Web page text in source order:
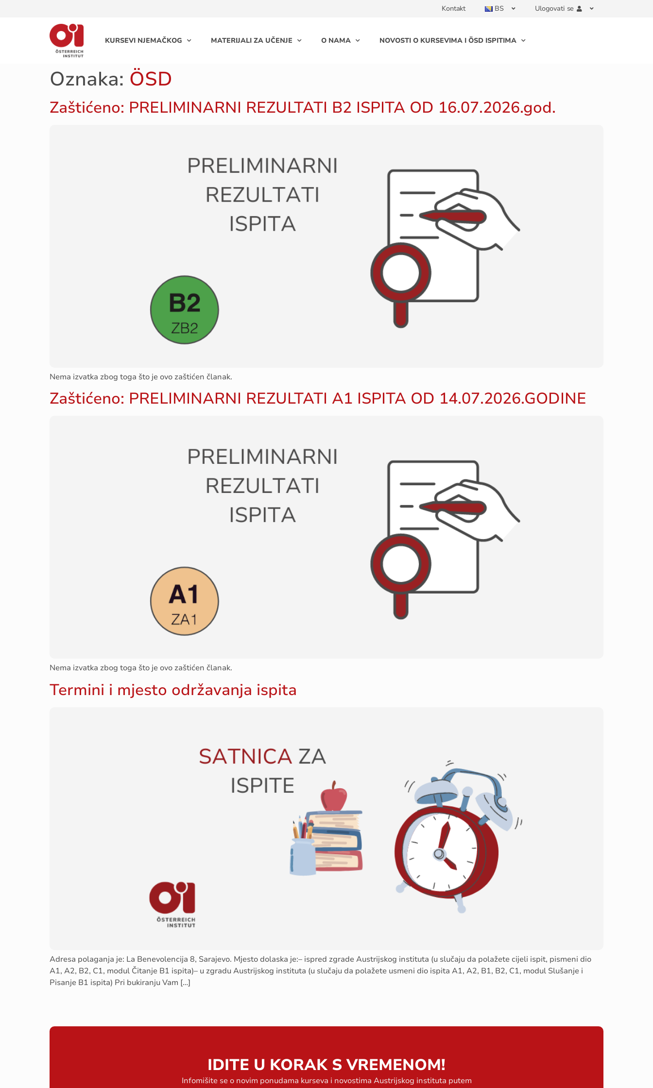
Kontakt BS Ulogovati se
KURSEVI NJEMAČKOG MATERIJALI ZA UČENJE O NAMA NOVOSTI O KURSEVIMA I ÖSD ISPITIMA
Oznaka: ÖSD
Zaštićeno: PRELIMINARNI REZULTATI B2 ISPITA OD 16.07.2026.god.
Nema izvatka zbog toga što je ovo zaštićen članak.
Zaštićeno: PRELIMINARNI REZULTATI A1 ISPITA OD 14.07.2026.GODINE
Nema izvatka zbog toga što je ovo zaštićen članak.
Termini i mjesto održavanja ispita
Adresa polaganja je: La Benevolencija 8, Sarajevo. Mjesto dolaska je:– ispred zgrade Austrijskog instituta (u slučaju da polažete cijeli ispit, pismeni dio
A1, A2, B2, C1, modul Čitanje B1 ispita)– u zgradu Austrijskog instituta (u slučaju da polažete usmeni dio ispita A1, A2, B1, B2, C1, modul Slušanje i
Pisanje B1 ispita) Pri bukiranju Vam […]
IDITE U KORAK S VREMENOM!
Infomišite se o novim ponudama kurseva i novostima Austrijskog instituta putem